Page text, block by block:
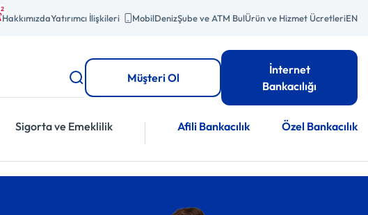
2
HakkımızdaYatırımcı İlişkileri MobilDenizŞube ve ATM BulÜrün ve Hizmet ÜcretleriEN
Sigorta ve Emeklilik Afili Bankacılık Özel Bankacılık
Müşteri Ol
İnternet
Bankacılığı